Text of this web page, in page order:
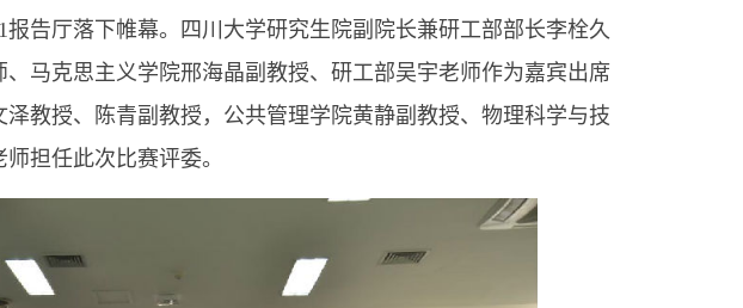
告厅落下帷幕。四川大学研究生院副院长兼研工部部长李栓久
马克思主义学院邢海晶副教授、研工部吴宇老师作为嘉宾出席
教授、陈青副教授，公共管理学院黄静副教授、物理科学与技
担任此次比赛评委。